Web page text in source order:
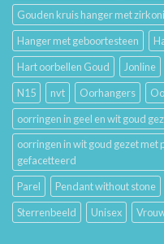
Gouden kruis hanger met
Hanger met geboortesteen
Hart oorbellen Goud
Jonline
N15
nvt Oorhangers
oorringen in geel en wit goud
oorringen in wit goud gezet met
gefacetteerd
Parel
Pendant without stone
Sterrenbeeld
Unisex